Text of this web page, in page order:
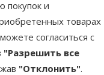
покупок и
товарах
согласиться с
"Разрешить все
"Отклонить".
Корм для морских